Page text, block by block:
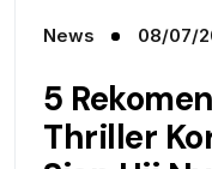
News 08/07/
5
Thriller